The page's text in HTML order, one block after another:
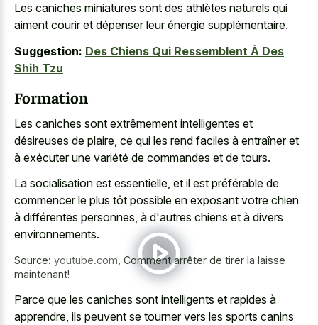
Les caniches miniatures sont des athlètes naturels qui
aiment courir et dépenser leur énergie supplémentaire.
Suggestion: Des Chiens Qui Ressemblent À Des
Shih Tzu
Formation
Les caniches sont extrêmement intelligentes et
désireuses de plaire, ce qui les rend faciles à entraîner et
à exécuter une variété de commandes et de tours.
La socialisation est essentielle, et il est préférable de
commencer le plus tôt possible en exposant votre chien
à différentes personnes, à d'autres chiens et à divers
environnements.
Source: youtube.com, Comment arrêter de tirer la laisse
maintenant!
Parce que les caniches sont intelligents et rapides à
apprendre, ils peuvent se tourner vers les sports canins